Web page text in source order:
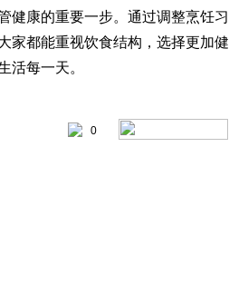
健康的重要一步。通过调整烹饪习
家都能重视饮食结构，选择更加健
活每一天。
0